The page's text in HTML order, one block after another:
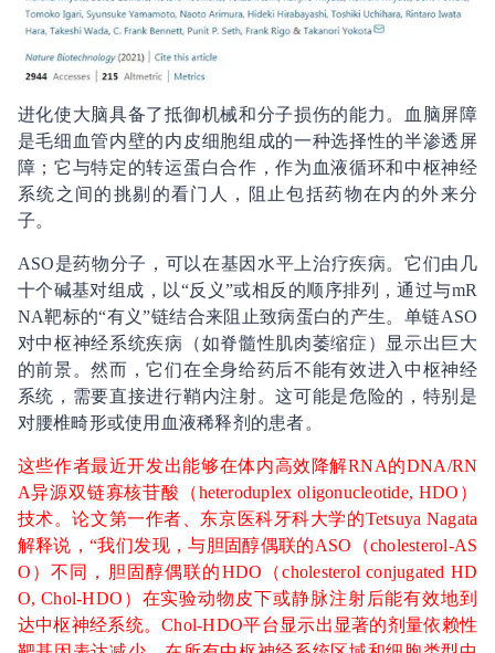
进化使大脑具备了抵御机械和分子损伤的能力。血脑屏障
是毛细血管内壁的内皮细胞组成的一种选择性的半渗透屏
障；它与特定的转运蛋白合作，作为血液循环和中枢神经
系统之间的挑剔的看门人，阻止包括药物在内的外来分
子。
ASO是药物分子，可以在基因水平上治疗疾病。它们由几
十个碱基对组成，以“反义”或相反的顺序排列，通过与mR
NA靶标的“有义”链结合来阻止致病蛋白的产生。单链ASO
对中枢神经系统疾病（如脊髓性肌肉萎缩症）显示出巨大
的前景。然而，它们在全身给药后不能有效进入中枢神经
系统，需要直接进行鞘内注射。这可能是危险的，特别是
对腰椎畸形或使用血液稀释剂的患者。
这些作者最近开发出能够在体内高效降解RNA的DNA/RN
A异源双链寡核苷酸（heteroduplex oligonucleotide, HDO）
技术。论文第一作者、东京医科牙科大学的Tetsuya Nagata
解释说，“我们发现，与胆固醇偶联的ASO（cholesterol-AS
O）不同，胆固醇偶联的HDO（cholesterol conjugated HD
O, Chol-HDO）在实验动物皮下或静脉注射后能有效地到
达中枢神经系统。Chol-HDO平台显示出显著的剂量依赖性